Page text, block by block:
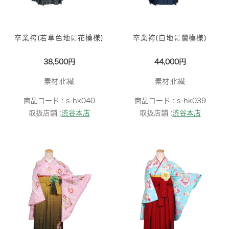
卒業袴(若草色地に花模様)
38,500円
素材:化繊
商品コード : s-hk040
取扱店舗 :渋谷本店
卒業袴(白地に蘭模様)
44,000円
素材:化繊
商品コード : s-hk039
取扱店舗 :渋谷本店